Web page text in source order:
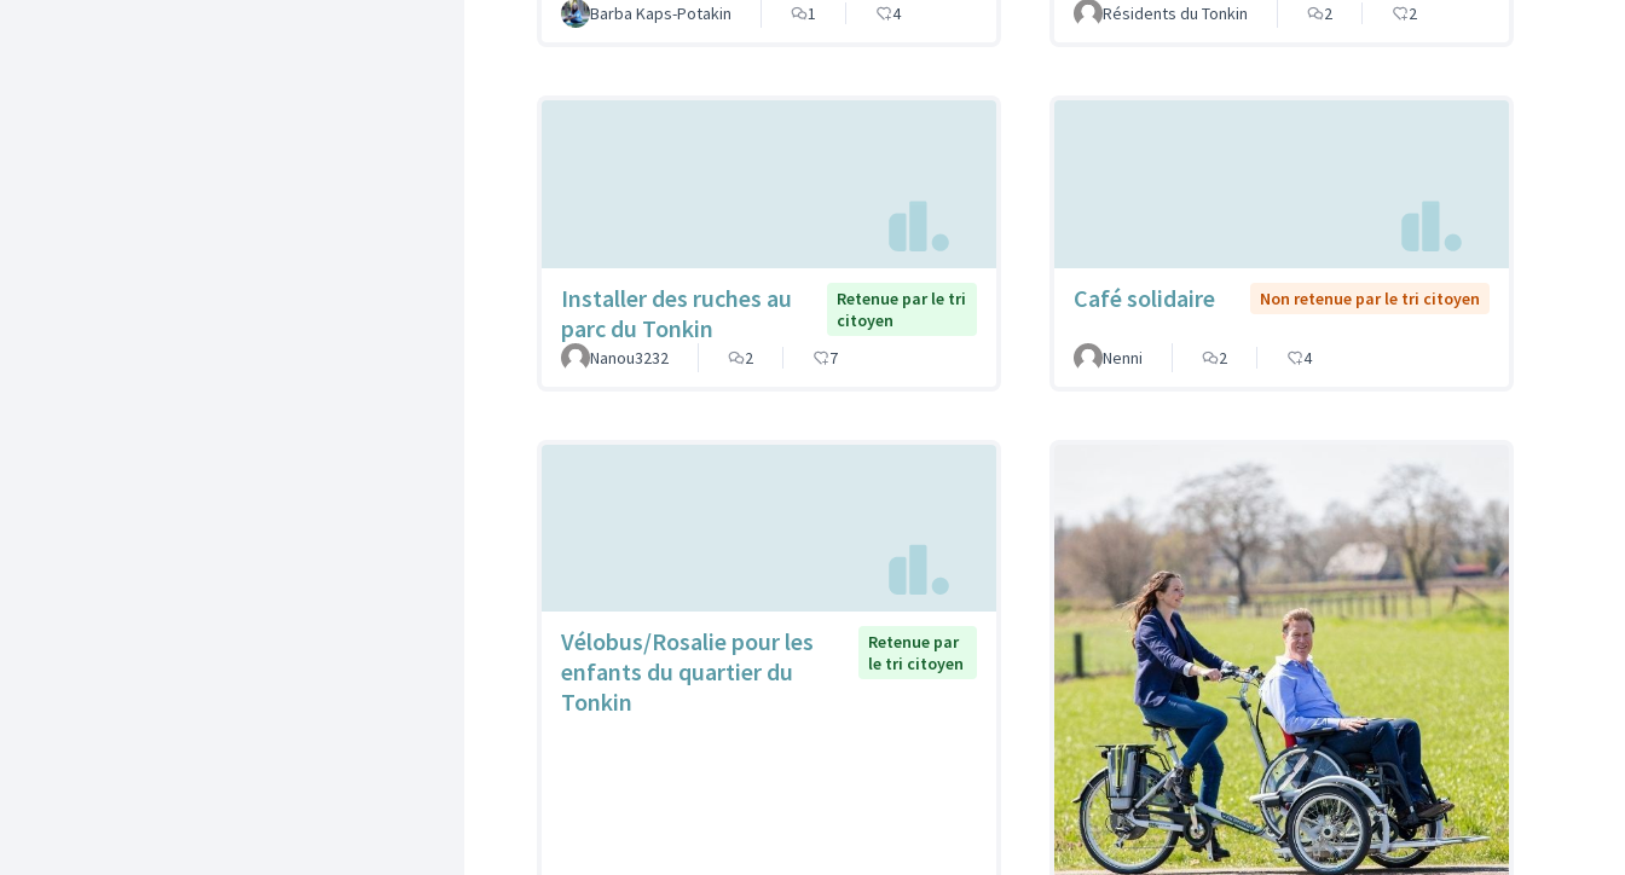
Barba Kaps-Potakin 1 4 Résidents du Tonkin 2 2
Installer des ruches au
parc du Tonkin
Retenue par le tri
citoyen
Nanou3232
2 7
Café solidaire Non retenue par le tri citoyen
Nenni 2 4
Vélobus/Rosalie pour les
enfants du quartier du
Tonkin
Retenue par
le tri citoyen